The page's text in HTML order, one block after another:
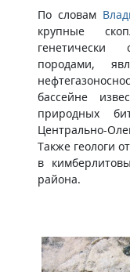
По словам
крупные
породами,
бассейне
природных
Центрально-
Также геологи
в
района.